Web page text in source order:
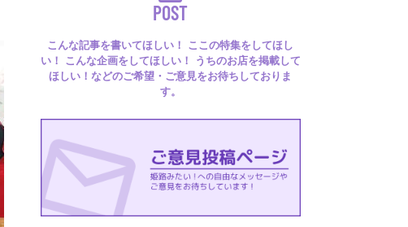
POST
こんな記事を書いてほしい！ ここの特集をしてほし
い！ こんな企画をしてほしい！ うちのお店を掲載して
ほしい！などのご希望・ご意見をお待ちしておりま
す。